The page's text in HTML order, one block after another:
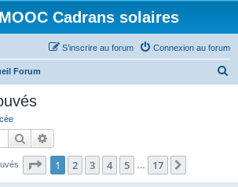
Cadrans solaires
Connexion au forum
S’inscrire au forum
Forum
c
Rechercher
Page 1sur17
1 2 3 4 5 17